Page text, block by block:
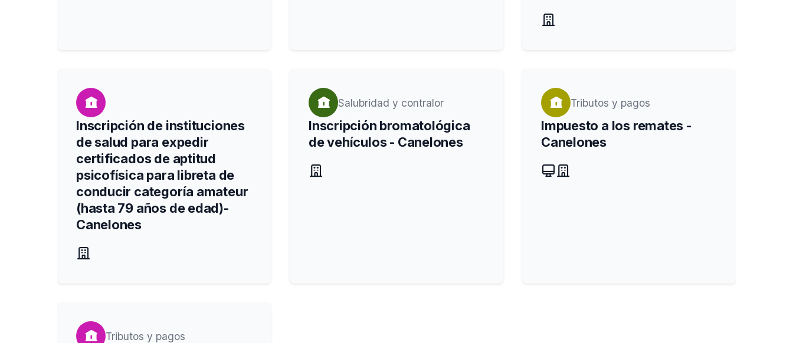
Inscripción de instituciones
de salud para expedir
certificados de aptitud
psicofísica para libreta de
conducir categoría amateur
(hasta 79 años de edad)-
Canelones
Salubridad y contralor
Inscripción bromatológica
de vehículos - Canelones
Tributos y pagos
Impuesto a los remates -
Canelones
Tributos y pagos